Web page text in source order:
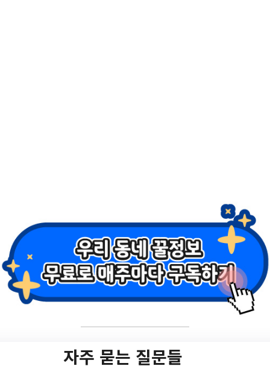
2.
무급휴직 근로자
고용유지지원금
신청기간 연장
홈페이지 바로가기 ▶
작성일: 2023-04-30 ~
자주 묻는 질문들